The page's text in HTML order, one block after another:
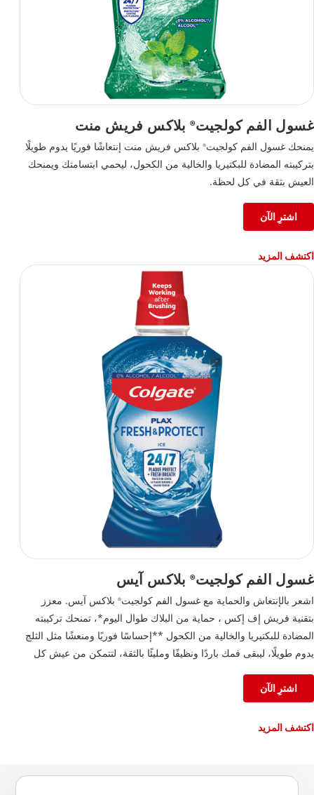
غسول الفم كولجيت®بلاكس فريش منت
يمنحك غسول الفم كولجيت® بلاكس فريش منت إنتعاشًا فوريًا يدوم طويلًا
بتركيبته المضادة للبكتيريا والخالية من الكحول، ليحمي ابتسامتك ويمنحك
العيش بثقة في كل لحظة.
اشترِ الآن
اكتشف المزيد
غسول الفم كولجيت®بلاكس آيس
اشعر بالإنتعاش والحماية مع غسول الفم كولجيت® بلاكس آيس. معزز
بتقنية فريش إف إكس ، حماية من البلاك طوال اليوم*، تمنحك تركيبته
المضادة للبكتيريا والخالية من الكحول **إحساسًا فوريًا ومنعشًا مثل الثلج
يدوم طويلًا، ليبقى فمك باردًا ونظيفًا ومليئًا بالثقة، لتتمكن من عيش كل
اشترِ الآن
اكتشف المزيد